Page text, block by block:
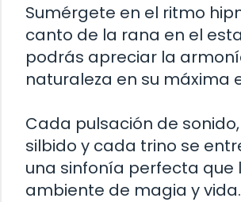
Sumérgete en el ritmo
canto de la rana en el
podrás apreciar la
naturaleza en su máxima
Cada pulsación de
silbido y cada trino se
una sinfonía perfecta que
ambiente de magia y vida.